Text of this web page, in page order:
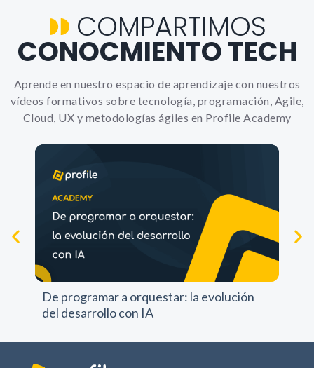
COMPARTIMOS
CONOCMIENTO TECH
Aprende en nuestro espacio de aprendizaje con nuestros
vídeos formativos sobre tecnología, programación, Agile,
Cloud, UX y metodologías ágiles en Profile Academy
De programar a orquestar: la evolución
del desarrollo con IA
algunas
funcionalidades
no se
mostrarán en
Marketing
intereses y
aumentas la
posibilidad de
ver contenido y
ofertas
personalizados.
NID